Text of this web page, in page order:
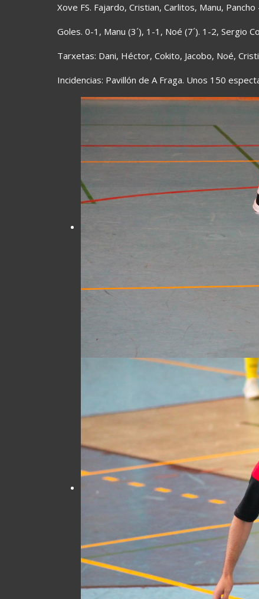
Xove FS. Fajardo, Cristian, Carlitos, Manu,
Goles. 0-1, Manu (3´), 1-1, Noé (7´). 1-2, Sergio
Tarxetas: Dani, Héctor, Cokito, Jacobo, Noé,
Incidencias: Pavillón de A Fraga. Unos 150